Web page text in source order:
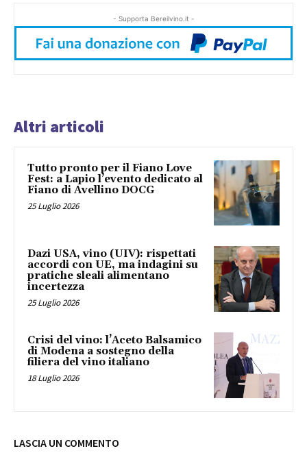
- Supporta Bereilvino.it -
Altri articoli
Tutto pronto per il Fiano Love
Fest: a Lapio l’evento dedicato al
Fiano di Avellino DOCG
25 Luglio 2026
Dazi USA, vino (UIV): rispettati
accordi con UE, ma indagini su
pratiche sleali alimentano
incertezza
25 Luglio 2026
Crisi del vino: l’Aceto Balsamico
di Modena a sostegno della
filiera del vino italiano
18 Luglio 2026
LASCIA UN COMMENTO